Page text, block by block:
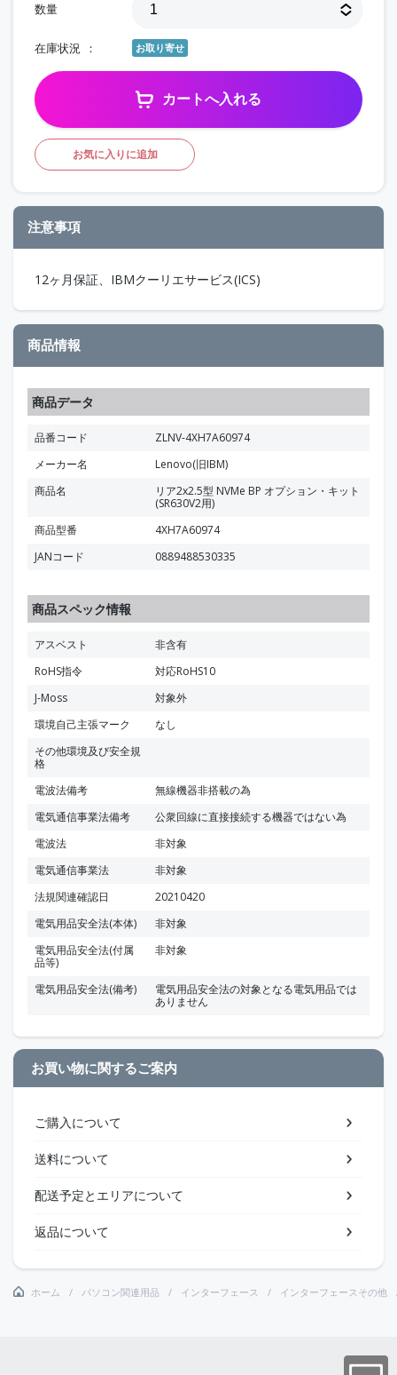
数量
在庫状況 お取り寄せ
カートへ入れる
お気に入りに追加
注意事項
12ヶ月保証、IBMクーリエサービス(ICS)
商品情報
商品データ
品番コード
ZLNV-4XH7A60974
メーカー名
Lenovo(旧IBM)
商品名
リア2x2.5型 NVMe BP オプション・キット
(SR630V2用)
商品型番
4XH7A60974
JANコード
0889488530335
商品スペック情報
アスベスト
非含有
RoHS指令
対応RoHS10
J-Moss
対象外
環境自己主張マーク
なし
その他環境及び安全規
格
電波法備考
無線機器非搭載の為
電気通信事業法備考
公衆回線に直接接続する機器ではない為
電波法
非対象
電気通信事業法
非対象
法規関連確認日
20210420
電気用品安全法(本体)
非対象
電気用品安全法(付属
品等)
非対象
電気用品安全法(備考)
電気用品安全法の対象となる電気用品では
ありません
お買い物に関するご案内
ご購入について
送料について
配送予定とエリアについて
返品について
ホーム パソコン関連用品 インターフェース インターフェースその他